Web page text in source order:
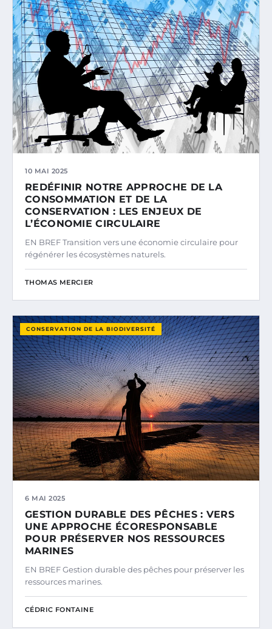
10 MAI 2025
REDÉFINIR NOTRE APPROCHE DE LA
CONSOMMATION ET DE LA
CONSERVATION : LES ENJEUX DE
L’ÉCONOMIE CIRCULAIRE
EN BREF Transition vers une économie circulaire pour
régénérer les écosystèmes naturels.
THOMAS MERCIER
CONSERVATION DE LA BIODIVERSITÉ
6 MAI 2025
GESTION DURABLE DES PÊCHES : VERS
UNE APPROCHE ÉCORESPONSABLE
POUR PRÉSERVER NOS RESSOURCES
MARINES
EN BREF Gestion durable des pêches pour préserver les
ressources marines.
CÉDRIC FONTAINE